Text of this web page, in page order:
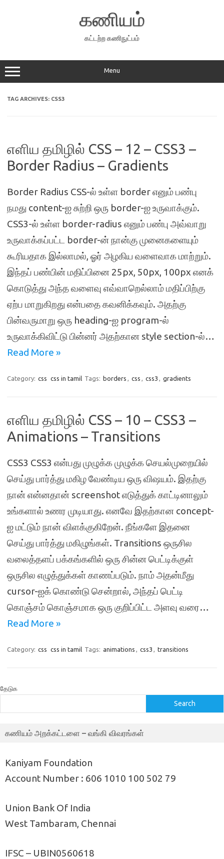
கணியம்
கட்டற்ற கணிநுட்பம்
Menu
TAG ARCHIVES: CSS3
எளிய தமிழில் CSS – 12 – CSS3 –
Border Radius – Gradients
Border Radius CSS-ல் உள்ள border எனும் பண்பு
நமது content-ஐ சுற்றி ஒரு border-ஐ உருவாக்கும்.
CSS3-ல் உள்ள border-radius எனும் பண்பு அவ்வாறு
உருவாக்கப்பட்ட border-ன் நான்கு முனைகளையும்
கூரியதாக இல்லாமல், ஓர் அழகிய வளைவாக மாற்றும்.
இந்தப் பண்பின் மதிப்பினை 25px, 50px, 100px எனக்
கொடுத்து அந்த வளைவு எவ்வாறெல்லாம் மதிப்பிற்கு
ஏற்ப மாறுகிறது என்பதை கவனிக்கவும். அதற்கு
பின்வருமாறு ஒரு heading-ஐ program-ல்
உருவாக்கிவிட்டு பின்னர் அதற்கான style section-ல்…
Read More »
Category: css css in tamil Tags: borders , css , css3 , gradients
எளிய தமிழில் CSS – 10 – CSS3 –
Animations – Transitions
CSS3 CSS3 என்பது முழுக்க முழுக்க செயல்முறையில்
செய்து பார்த்து மகிழ வேண்டிய ஒரு விஷயம். இதற்கு
நான் என்னதான் screenshot எடுத்துக் காட்டினாலும்
உங்களால் உணர முடியாது. எனவே இதற்கான concept-
ஐ மட்டும் நான் விளக்குகிறேன். நீங்களே இதனை
செய்து பார்த்து மகிழுங்கள். Transitions ஒருசில
வலைத்தளப் பக்கங்களில் ஒரு சின்ன பெட்டிக்குள்
ஒருசில எழுத்துக்கள் காணப்படும். நாம் அதன்மீது
cursor-ஐக் கொண்டு சென்றால், அந்தப் பெட்டி
கொஞ்சம் கொஞ்சமாக ஒரு குறிப்பிட்ட அளவு வரை…
Read More »
Category: css css in tamil Tags: animations , css3 , transitions
தேடுக
Search
கணியம் அறக்கட்டளை – வங்கி விவரங்கள்
Kaniyam Foundation
Account Number : 606 1010 100 502 79
Union Bank Of India
West Tambaram, Chennai
IFSC – UBIN0560618